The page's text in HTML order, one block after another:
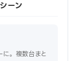
ーン
。複数台まと